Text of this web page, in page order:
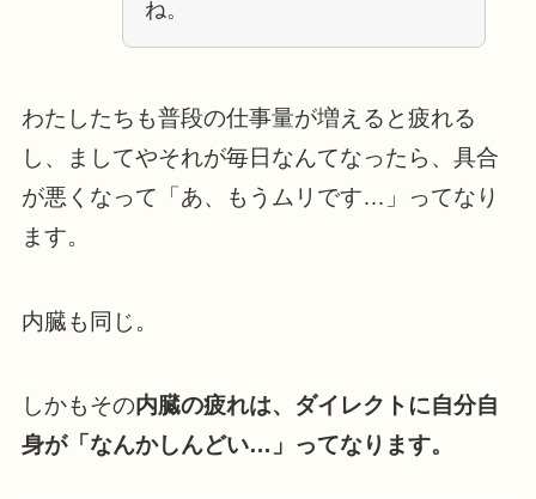
ね。
わたしたちも普段の仕事量が増えると疲れる
し、ましてやそれが毎日なんてなったら、具合
が悪くなって「あ、もうムリです…」ってなり
ます。
内臓も同じ。
しかもその内臓の疲れは、ダイレクトに自分自
身が「なんかしんどい…」ってなります。